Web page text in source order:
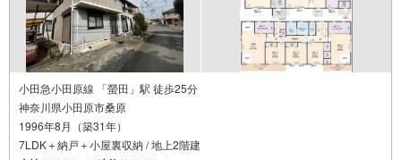
小田急小田原線 「螢田」駅 徒歩25分
神奈川県小田原市桑原
1996年8月（築31年）
7LDK＋納戸＋小屋裏収納 / 地上2階建